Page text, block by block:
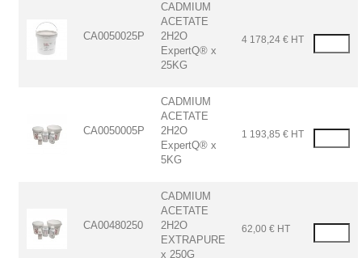
CA0050025P
CADMIUM
ACETATE
2H2O
ExpertQ® x
25KG
4 178,24 € HT
CA0050005P
CADMIUM
ACETATE
2H2O
ExpertQ® x
5KG
1 193,85 € HT
CA00480250
CADMIUM
ACETATE
2H2O
EXTRAPURE
x 250G
62,00 € HT